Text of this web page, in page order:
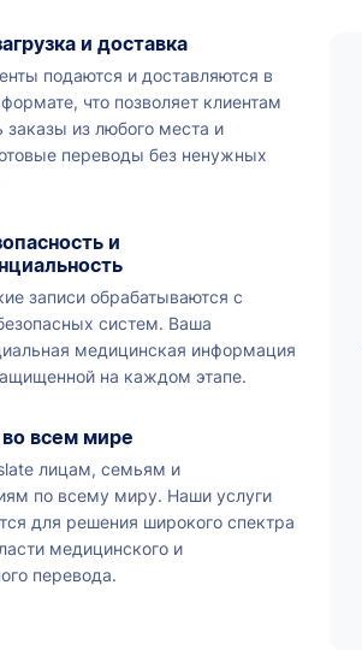
и доставка
подаются и доставляются в
что позволяет клиентам
заказы из любого места и
переводы без ненужных
и
записи обрабатываются с
систем. Ваша
медицинская информация
на каждом этапе.
всем мире
лицам, семьям и
по всему миру. Наши услуги
для решения широкого спектра
медицинского и
перевода.